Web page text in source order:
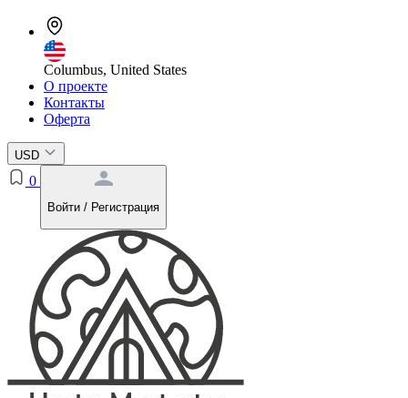
Columbus, United States
О проекте
Контакты
Оферта
USD
0
Войти / Регистрация